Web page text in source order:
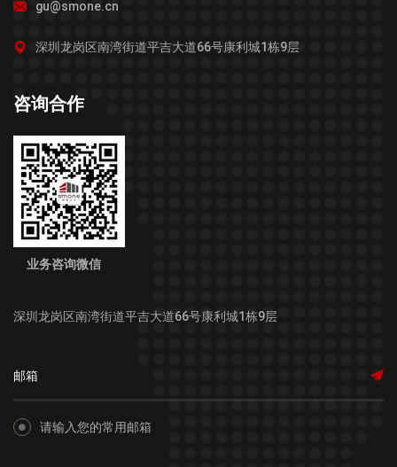
gu@smone.cn
深圳龙岗区南湾街道平吉大道66号康利城1栋9层
咨询合作
业务咨询微信
深圳龙岗区南湾街道平吉大道66号康利城1栋9层
请输入您的常用邮箱